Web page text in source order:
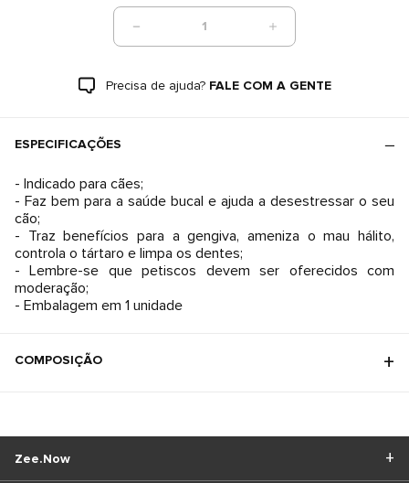
1
Precisa de ajuda? FALE COM A GENTE
ESPECIFICAÇÕES
- Indicado para cães;
- Faz bem para a saúde bucal e ajuda a desestressar o seu
cão;
- Traz benefícios para a gengiva, ameniza o mau hálito,
controla o tártaro e limpa os dentes;
- Lembre-se que petiscos devem ser oferecidos com
moderação;
- Embalagem em 1 unidade
COMPOSIÇÃO
Zee.Now